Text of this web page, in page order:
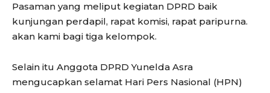
Pasaman yang meliput kegiatan DPRD baik
kunjungan perdapil, rapat komisi, rapat paripurna.
akan kami bagi tiga kelompok.
Selain itu Anggota DPRD Yunelda Asra
mengucapkan selamat Hari Pers Nasional (HPN)